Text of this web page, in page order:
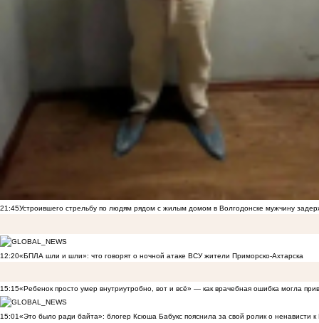
21:45Устроившего стрельбу по людям рядом с жилым домом в Волгодонске мужчину
12:20«БПЛА шли и шли»: что говорят о ночной атаке ВСУ жители Приморско-Ахтарска
15:15«Ребенок просто умер внутриутробно, вот и всё» — как врачебная ошибка могла
15:01«Это было ради байта»: блогер Ксюша Бабукс пояснила за свой ролик о ненависти